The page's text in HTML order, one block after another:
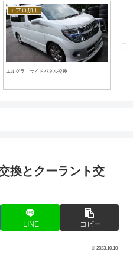
エアロ加工
エルグラ サイドパネル交換
換とクーラント交
LINE コピー
2023.10.10